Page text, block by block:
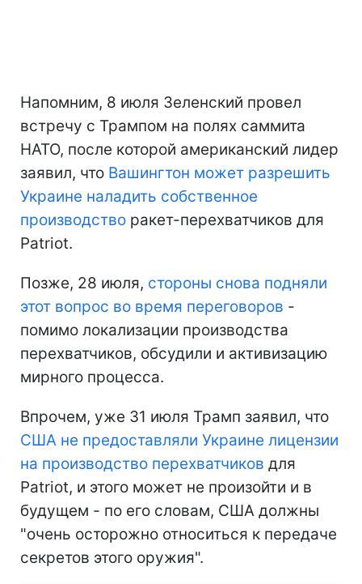
Напомним, 8 июля Зеленский провел
встречу с Трампом на полях саммита
НАТО, после которой американский лидер
заявил, что Вашингтон может разрешить
Украине наладить собственное
производство ракет-перехватчиков для
Patriot.
Позже, 28 июля, стороны снова подняли
этот вопрос во время переговоров -
помимо локализации производства
перехватчиков, обсудили и активизацию
мирного процесса.
Впрочем, уже 31 июля Трамп заявил, что
США не предоставляли Украине лицензии
на производство перехватчиков для
Patriot, и этого может не произойти и в
будущем - по его словам, США должны
"очень осторожно относиться к передаче
секретов этого оружия".